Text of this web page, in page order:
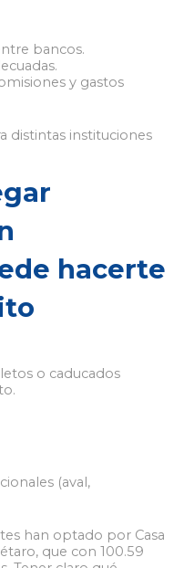
bancos.
y gastos
distintas instituciones
hacerte
o caducados
(aval,
han optado por Casa
que con 100.59